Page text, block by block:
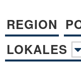
REGION
LOKALES